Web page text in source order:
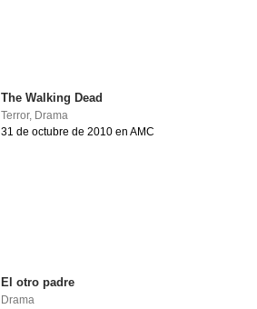
The Walking Dead
Terror, Drama
31 de octubre de 2010 en AMC
El otro padre
Drama